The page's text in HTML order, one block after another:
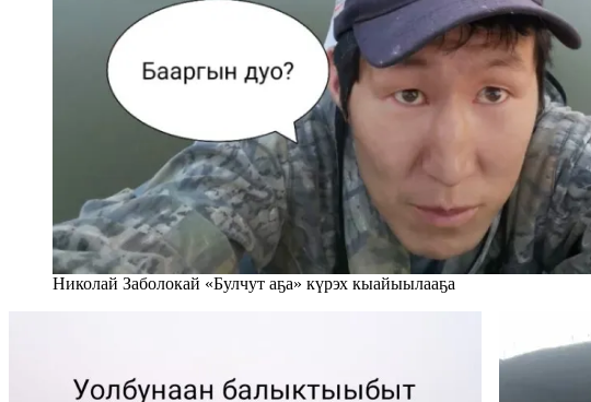
Николай Заболокай «Булчут аҕа» күрэх кыайыылааҕа